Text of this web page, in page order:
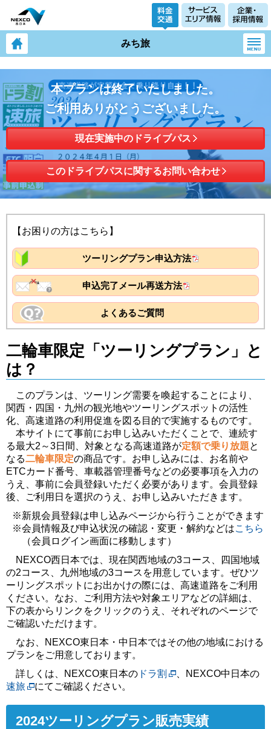
みち旅
本プランは終了いたしました。
ご利用ありがとうございました。
現在実施中のドライブパス
このドライブパスに関するお問い合わせ
【お困りの方はこちら】
ツーリングプラン申込方法
申込完了メール再送方法
よくあるご質問
二輪車限定「ツーリングプラン」と
は？
このプランは、ツーリング需要を喚起することにより、
関西・四国・九州の観光地やツーリングスポットの活性
化、高速道路の利用促進を図る目的で実施するものです。
本サイトにて事前にお申し込みいただくことで、連続す
る最大2～3日間、対象となる高速道路が定額で乗り放題と
なる二輪車限定の商品です。お申し込みには、お名前や
ETCカード番号、車載器管理番号などの必要事項を入力の
うえ、事前に会員登録いただく必要があります。会員登録
後、ご利用日を選択のうえ、お申し込みいただきます。
※新規会員登録は申し込みページから行うことができます
※会員情報及び申込状況の確認・変更・解約などはこちら
（会員ログイン画面に移動します）
NEXCO西日本では、現在関西地域の3コース、四国地域
の2コース、九州地域の3コースを用意しています。ぜひツ
ーリングスポットにお出かけの際には、高速道路をご利用
ください。なお、ご利用方法や対象エリアなどの詳細は、
下の表からリンクをクリックのうえ、それぞれのページで
ご確認いただけます。
なお、NEXCO東日本・中日本ではその他の地域における
プランをご用意しております。
詳しくは、NEXCO東日本のドラ割
、NEXCO中日本の
速旅
にてご確認ください。
2024ツーリングプラン販売実績